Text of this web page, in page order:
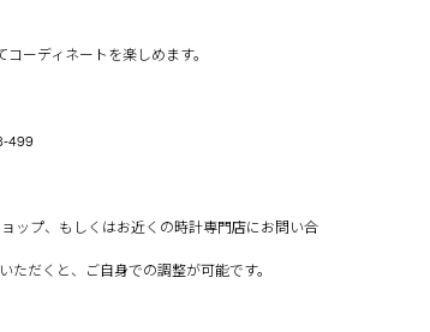
ーディネートを楽しめます。
499
ップ、もしくはお近くの時計専門店にお問い合
ただくと、ご自身での調整が可能です。